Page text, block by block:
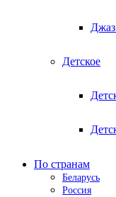
Детское
По странам
Беларусь
Россия